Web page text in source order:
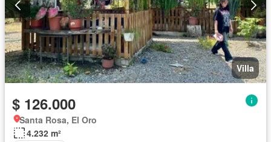
Villa
$ 126.000
Santa Rosa, El Oro
4.232 m²